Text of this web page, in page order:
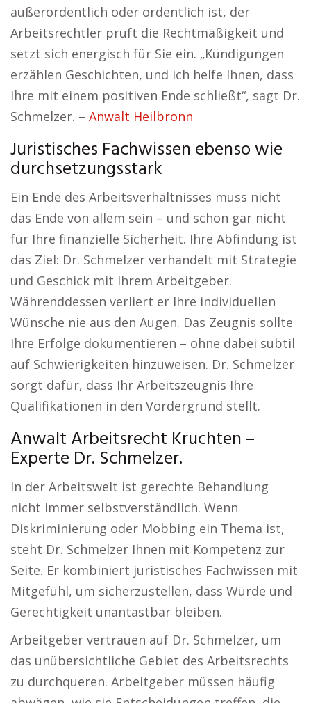
außerordentlich oder ordentlich ist, der
Arbeitsrechtler prüft die Rechtmäßigkeit und
setzt sich energisch für Sie ein. „Kündigungen
erzählen Geschichten, und ich helfe Ihnen, dass
Ihre mit einem positiven Ende schließt“, sagt Dr.
Schmelzer. – Anwalt Heilbronn
Juristisches Fachwissen ebenso wie
durchsetzungsstark
Ein Ende des Arbeitsverhältnisses muss nicht
das Ende von allem sein – und schon gar nicht
für Ihre finanzielle Sicherheit. Ihre Abfindung ist
das Ziel: Dr. Schmelzer verhandelt mit Strategie
und Geschick mit Ihrem Arbeitgeber.
Währenddessen verliert er Ihre individuellen
Wünsche nie aus den Augen. Das Zeugnis sollte
Ihre Erfolge dokumentieren – ohne dabei subtil
auf Schwierigkeiten hinzuweisen. Dr. Schmelzer
sorgt dafür, dass Ihr Arbeitszeugnis Ihre
Qualifikationen in den Vordergrund stellt.
Anwalt Arbeitsrecht Kruchten –
Experte Dr. Schmelzer.
In der Arbeitswelt ist gerechte Behandlung
nicht immer selbstverständlich. Wenn
Diskriminierung oder Mobbing ein Thema ist,
steht Dr. Schmelzer Ihnen mit Kompetenz zur
Seite. Er kombiniert juristisches Fachwissen mit
Mitgefühl, um sicherzustellen, dass Würde und
Gerechtigkeit unantastbar bleiben.
Arbeitgeber vertrauen auf Dr. Schmelzer, um
das unübersichtliche Gebiet des Arbeitsrechts
zu durchqueren. Arbeitgeber müssen häufig